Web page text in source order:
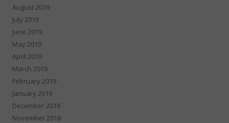
August 2019
July 2019
June 2019
May 2019
April 2019
March 2019
February 2019
January 2019
December 2018
November 2018